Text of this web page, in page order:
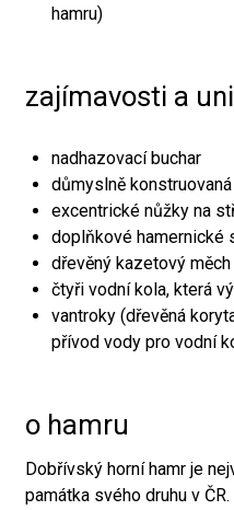
hamru)
zajímavosti a
nadhazovací buchar
důmyslně
excentrické nůžky na
doplňkové hamernické
dřevěný kazetový
čtyři vodní kola, která
vantroky (dřevěná
přívod vody pro vodní
o hamru
Dobřívský horní hamr je
památka svého druhu v